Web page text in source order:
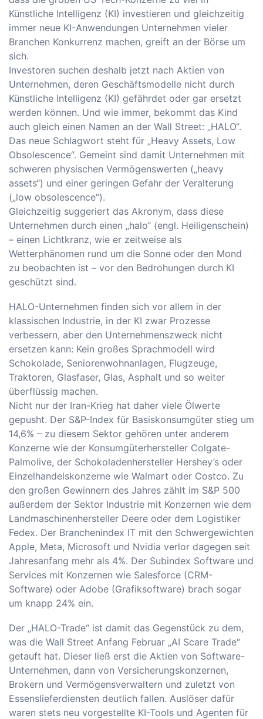
Künstliche Intelligenz (KI) investieren und gleichzeitig
immer neue KI-Anwendungen Unternehmen vieler
Branchen Konkurrenz machen, greift an der Börse um
sich.
Investoren suchen deshalb jetzt nach Aktien von
Unternehmen, deren Geschäftsmodelle nicht durch
Künstliche Intelligenz (KI) gefährdet oder gar ersetzt
werden können. Und wie immer, bekommt das Kind
auch gleich einen Namen an der Wall Street: „HALO“.
Das neue Schlagwort steht für „Heavy Assets, Low
Obsolescence“. Gemeint sind damit Unternehmen mit
schweren physischen Vermögenswerten („heavy
assets“) und einer geringen Gefahr der Veralterung
(„low obsolescence“).
Gleichzeitig suggeriert das Akronym, dass diese
Unternehmen durch einen „halo“ (engl. Heiligenschein)
– einen Lichtkranz, wie er zeitweise als
Wetterphänomen rund um die Sonne oder den Mond
zu beobachten ist – vor den Bedrohungen durch KI
geschützt sind.
HALO-Unternehmen finden sich vor allem in der
klassischen Industrie, in der KI zwar Prozesse
verbessern, aber den Unternehmenszweck nicht
ersetzen kann: Kein großes Sprachmodell wird
Schokolade, Seniorenwohnanlagen, Flugzeuge,
Traktoren, Glasfaser, Glas, Asphalt und so weiter
überflüssig machen.
Nicht nur der Iran-Krieg hat daher viele Ölwerte
gepusht. Der S&P-Index für Basiskonsumgüter stieg um
14,6% – zu diesem Sektor gehören unter anderem
Konzerne wie der Konsumgüterhersteller Colgate-
Palmolive, der Schokoladenhersteller Hershey’s oder
Einzelhandelskonzerne wie Walmart oder Costco. Zu
den großen Gewinnern des Jahres zählt im S&P 500
außerdem der Sektor Industrie mit Konzernen wie dem
Landmaschinenhersteller Deere oder dem Logistiker
Fedex. Der Branchenindex IT mit den Schwergewichten
Apple, Meta, Microsoft und Nvidia verlor dagegen seit
Jahresanfang mehr als 4%. Der Subindex Software und
Services mit Konzernen wie Salesforce (CRM-
Software) oder Adobe (Grafiksoftware) brach sogar
um knapp 24% ein.
Der „HALO-Trade“ ist damit das Gegenstück zu dem,
was die Wall Street Anfang Februar „AI Scare Trade“
getauft hat. Dieser ließ erst die Aktien von Software-
Unternehmen, dann von Versicherungskonzernen,
Brokern und Vermögensverwaltern und zuletzt von
Essenslieferdiensten deutlich fallen. Auslöser dafür
waren stets neu vorgestellte KI-Tools und Agenten für